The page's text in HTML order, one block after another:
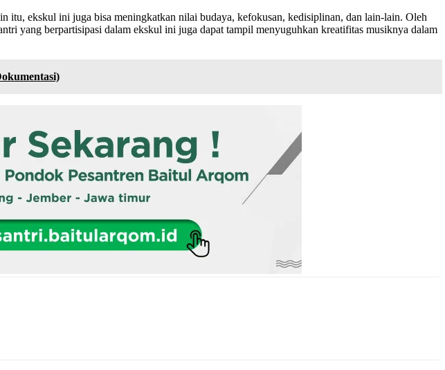
itu, ekskul ini juga bisa meningkatkan nilai budaya, kefokusan, kedisiplinan, dan lain-lain. Oleh
yang berpartisipasi dalam ekskul ini juga dapat tampil menyuguhkan kreatifitas musiknya dalam